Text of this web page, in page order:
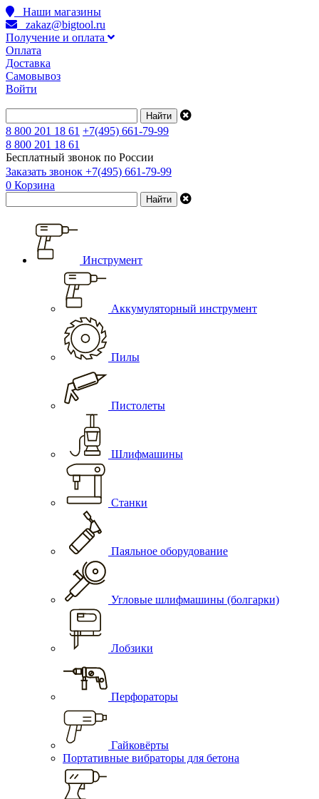
Наши магазины
zakaz@bigtool.ru
Получение и оплата
Оплата
Доставка
Самовывоз
Войти
8 800 201 18 61 +7(495) 661-79-99
8 800 201 18 61
Бесплатный звонок по России
Заказать звонок +7(495) 661-79-99
0 Корзина
Инструмент
Аккумуляторный инструмент
Пилы
Пистолеты
Шлифмашины
Станки
Паяльное оборудование
Угловые шлифмашины (болгарки)
Лобзики
Перфораторы
Гайковёрты
Портативные вибраторы для бетона